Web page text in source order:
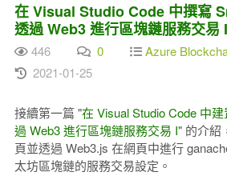
在 Visual Studio Code 中撰寫
透過 Web3 進行區塊鏈服務交易
446 0
Azure
2021-01-25
接續第一篇 "在 Visual Studio Code 中
過 Web3 進行區塊鏈服務交易 I" 的介紹
頁並透過 Web3.js 在網頁中進行
太坊區塊鏈的服務交易設定。